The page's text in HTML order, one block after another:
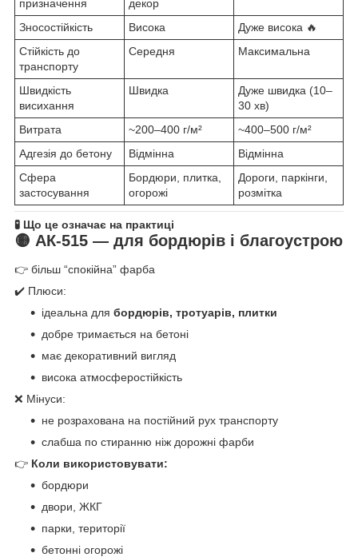
призначення
декор
Зносостійкість
Висока
Дуже висока 🔥
Стійкість до
транспорту
Середня Максимальна
Швидкість
висихання
Швидка
Дуже швидка (10–
30 хв)
Витрата
~200–400 г/м²
~400–500 г/м²
Адгезія до бетону
Відмінна
Відмінна
Сфера
застосування
Бордюри, плитка,
огорожі
Дороги, паркінги,
розмітка
🧪 Що це означає на практиці
🟡 АК-515 — для бордюрів і благоустрою
👉 більш “спокійна” фарба
✔️ Плюси:
ідеальна для бордюрів, тротуарів, плитки
добре тримається на бетоні
має декоративний вигляд
висока атмосферостійкість
❌ Мінуси:
не розрахована на постійний рух транспорту
слабша по стиранню ніж дорожні фарби
👉 Коли використовувати:
бордюри
двори, ЖКГ
парки, території
бетонні огорожі